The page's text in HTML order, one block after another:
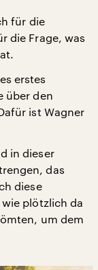
für die
die Frage, was
erstes
über den
ist Wagner
in dieser
das
diese
plötzlich da
um dem